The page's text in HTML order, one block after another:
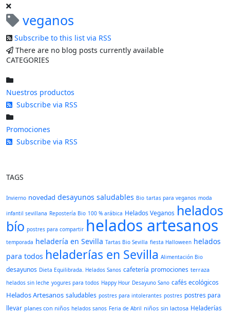
veganos
Subscribe to this list via RSS
There are no blog posts currently available
CATEGORIES
Nuestros productos
Subscribe via RSS
Promociones
Subscribe via RSS
TAGS
Invierno novedad desayunos saludables Bio tartas para veganos moda
infantil sevillana Repostería Bio 100 % arábica Helados Veganos helados
bío postres para compartir helados artesanos
temporada heladería en Sevilla Tartas Bio Sevilla fiesta Halloween helados
para todos heladerías en Sevilla Alimentación Bio
desayunos Dieta Equilibrada. Helados Sanos cafetería promociones terraza
helados sin leche yogures para todos Happy Hour Desayuno Sano cafés ecológicos
Helados Artesanos saludables postres para intolerantes postres postres para
llevar planes con niños helados sanos Feria de Abril niños sin lactosa Heladerías